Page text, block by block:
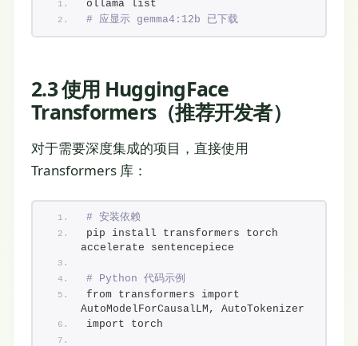
ollama list
# 应显示 gemma4:12b 已下载
2.3 使用 HuggingFace
Transformers（推荐开发者）
对于需要深度集成的项目，直接使用
Transformers 库：
# 安装依赖
pip install transformers torch
accelerate sentencepiece
# Python 代码示例
from transformers import
AutoModelForCausalLM, AutoTokenizer
import torch